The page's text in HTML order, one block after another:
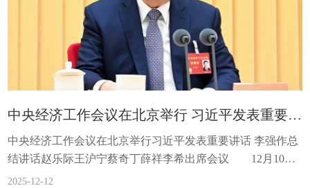
中央经济工作会议在北京举行 习近平发表重要讲话
中央经济工作会议在北京举行习近平发表重要讲话 李强作总
结讲话赵乐际王沪宁蔡奇丁薛祥李希出席会议 12月10日
至11日，中央经济工作会议在北京举行。中共中央总书记、
2025-12-12